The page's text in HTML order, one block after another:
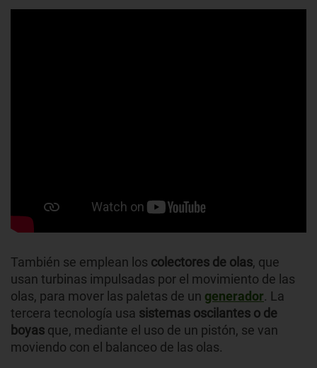
También se emplean los colectores de olas, que
usan turbinas impulsadas por el movimiento de las
olas, para mover las paletas de un generador. La
tercera tecnología usa sistemas oscilantes o de
boyas que, mediante el uso de un pistón, se van
moviendo con el balanceo de las olas.